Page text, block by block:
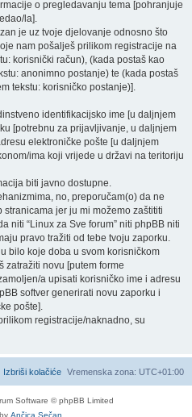
o pregledavanju tema [pohranjuje
la].
je uz tvoje djelovanje odnosno što
nam pošalješ prilikom registracije na
korisnički račun), (kada postaš kao
anonimno postanje) te (kada postaš
tekstu: korisničko postanje)].
identifikacijsko ime [u daljnjem
[potrebnu za prijavljivanje, u daljnjem
elektroničke pošte [u daljnjem
ima koji vrijede u državi na teritoriju
biti javno dostupne.
no, preporučam(o) da ne
jer ju mi možemo zaštititi
niti “Linux za Sve forum” niti phpBB niti
pravo tražiti od tebe tvoju zaporku.
bilo koje doba u svom korisničkom
zatražiti novu [putem forme
a upisati korisničko ime i adresu
softver generirati novu zaporku i
pošte].
registracije/naknadno, su
Vremenska zona: UTC+01:00
Izbriši kolačiće
Software © phpBB Limited
Ančica Sečan